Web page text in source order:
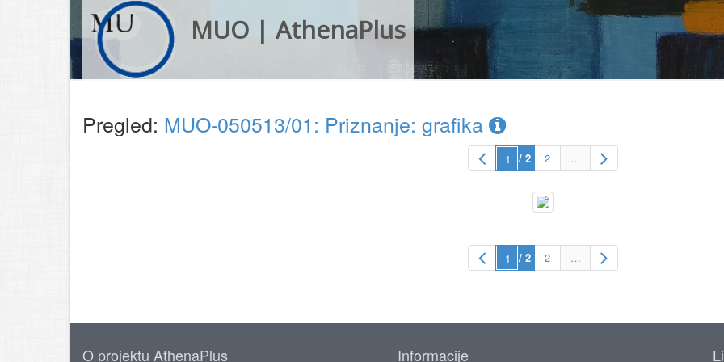
MUO | AthenaPlus
Pregled: MUO-050513/01: Priznanje: grafika
/ 2 2 …
/ 2 2 …
O projektu AthenaPlus Informacije